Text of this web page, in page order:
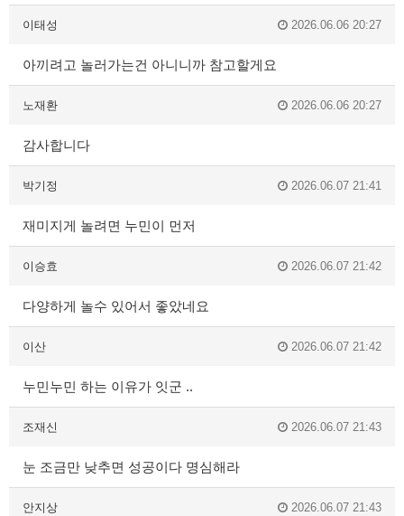
이태성 2026.06.06 20:27
아끼려고 놀러가는건 아니니까 참고할게요
노재환 2026.06.06 20:27
감사합니다
박기정 2026.06.07 21:41
재미지게 놀려면 누민이 먼저
이승효 2026.06.07 21:42
다양하게 놀수 있어서 좋았네요
이산 2026.06.07 21:42
누민누민 하는 이유가 잇군 ..
조재신 2026.06.07 21:43
눈 조금만 낮추면 성공이다 명심해라
안지상 2026.06.07 21:43